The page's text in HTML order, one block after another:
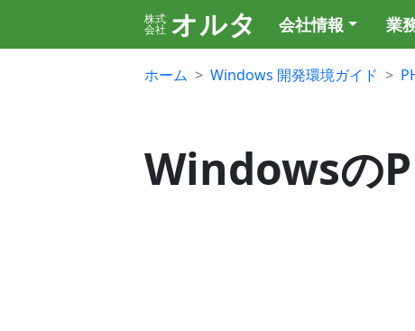
株式
会社 オルタ 会社情報 業
ホーム Windows 開発環境ガイド
Windowsの